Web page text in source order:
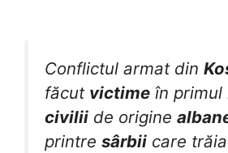
Conflictul armat din
făcut victime în primul
civilii de origine
printre sârbii care